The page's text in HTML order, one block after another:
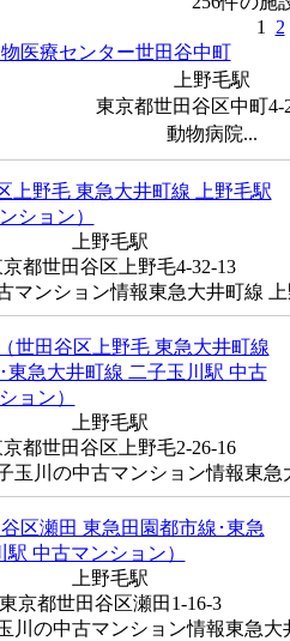
1
2
医療センター世田谷中町
上野毛駅
東京都世田谷区中町4-
動物病院...
上野毛 東急大井町線 上野毛駅
ション）
上野毛駅
都世田谷区上野毛4-32-13
マンション情報東急大井町線
世田谷区上野毛 東急大井町線
東急大井町線 二子玉川駅 中古
ョン）
上野毛駅
都世田谷区上野毛2-26-16
玉川の中古マンション情報東急
区瀬田 東急田園都市線･東急
中古マンション）
上野毛駅
東京都世田谷区瀬田1-16-3
川の中古マンション情報東急大